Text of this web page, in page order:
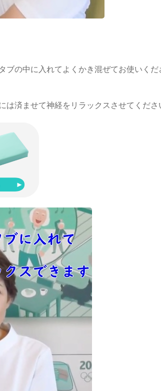
ブの中に入れてよくかき混ぜてお使いく
は済ませて神経をリラックスさせてくださ